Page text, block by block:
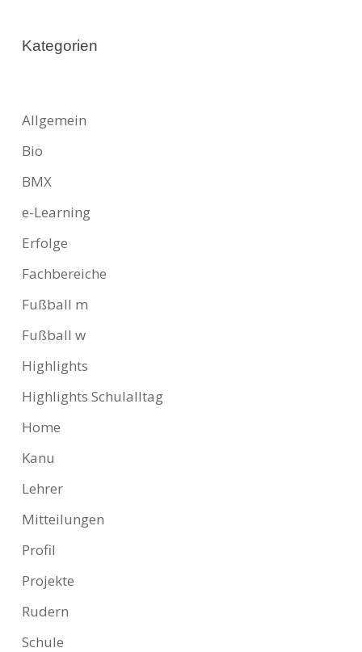
Kategorien
Allgemein
Bio
BMX
e-Learning
Erfolge
Fachbereiche
Fußball m
Fußball w
Highlights
Highlights Schulalltag
Home
Kanu
Lehrer
Mitteilungen
Profil
Projekte
Rudern
Schule